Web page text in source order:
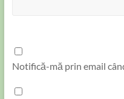
Notifică-mă prin email